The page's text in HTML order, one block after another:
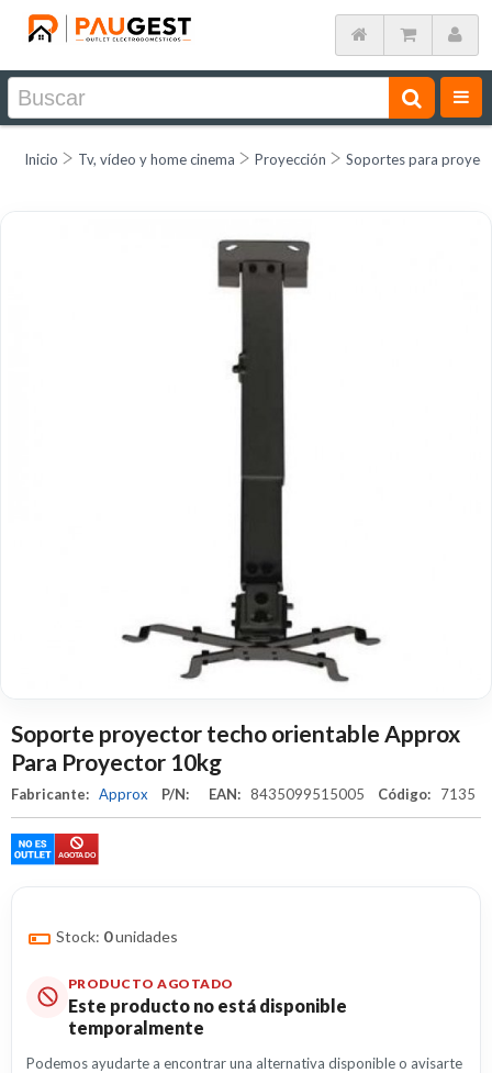
Inicio Tv, vídeo y home cinema Proyección Soportes para
Soporte proyector techo orientable Approx
Para Proyector 10kg
Fabricante: Approx P/N: EAN: 8435099515005 Código: 7135
Stock: 0unidades
PRODUCTO AGOTADO
Este producto no está disponible
temporalmente
Podemos ayudarte a encontrar una alternativa disponible o avisarte